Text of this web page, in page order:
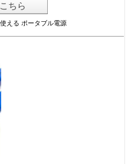
ちら
える ポータブル電源